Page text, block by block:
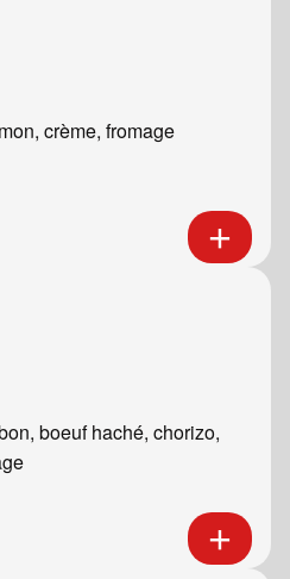
crème, fromage
boeuf haché, chorizo,